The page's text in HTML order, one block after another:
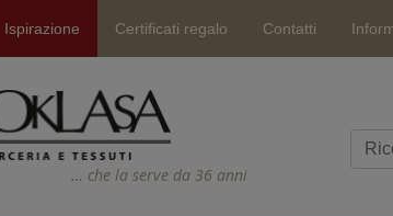
Ispirazione Certificati regalo Contatti
… che la serve da 36 anni